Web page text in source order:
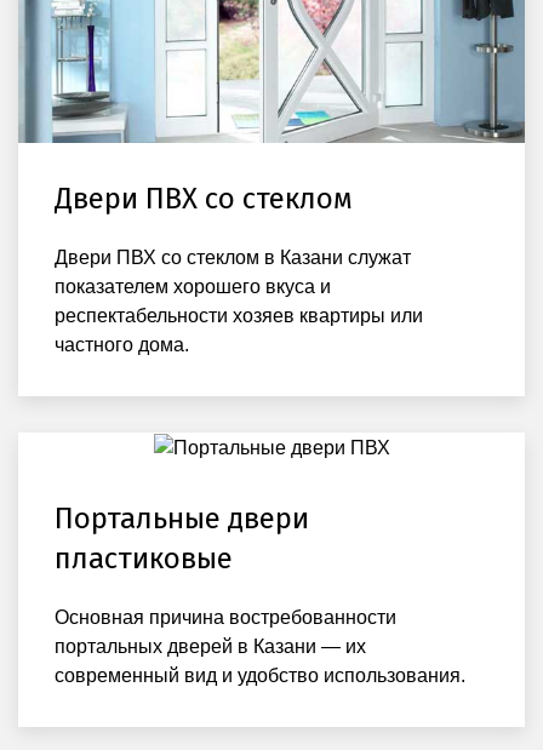
Двери ПВХ со стеклом
Двери ПВХ со стеклом в Казани служат
показателем хорошего вкуса и
респектабельности хозяев квартиры или
частного дома.
Портальные двери
пластиковые
Основная причина востребованности
портальных дверей в Казани — их
современный вид и удобство использования.